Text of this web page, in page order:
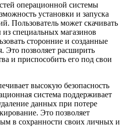
операционной системы
установки и запуска
Пользователь может скачивать
специальных магазинов
сторонние и созданные
Это позволяет расширить
и приспособить его под свои
высокую безопасность
система поддерживает
данных при потере
Это позволяет
в сохранности своих личных и